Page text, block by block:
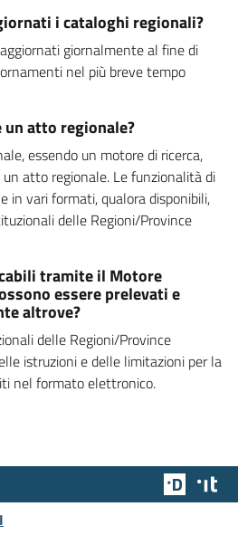
i cataloghi regionali?
giornalmente al fine di
nel più breve tempo
un atto regionale?
essendo un motore di ricerca,
atto regionale. Le funzionalità di
in vari formati, qualora disponibili,
delle Regioni/Province
tramite il Motore
essere prelevati e
altrove?
delle Regioni/Province
istruzioni e delle limitazioni per la
nel formato elettronico.
Team